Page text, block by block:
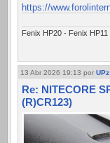
https://
Fenix HP20 - Fenix
13 Abr 2026 19:13 por UPz
Re: NITECORE
(R)CR123)